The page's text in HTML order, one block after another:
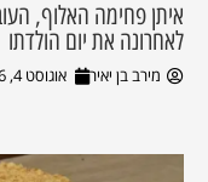
איתן פחימה האלוף,
לאחרונה את יום הולדתו
מירב בן יאיר אוגוסט 4, 2026